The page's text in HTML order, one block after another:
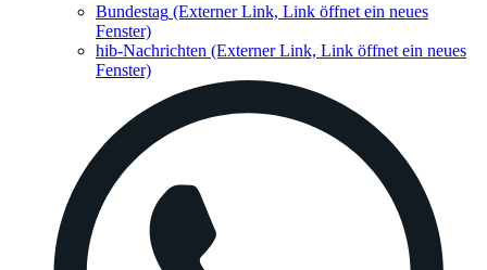
Bundestag (Externer Link, Link öffnet ein neues
Fenster)
hib-Nachrichten (Externer Link, Link öffnet ein neues
Fenster)